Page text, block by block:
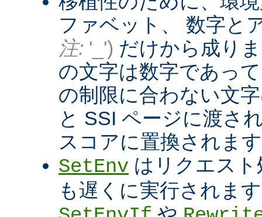
ファベット、 数字と
注: '_') だけから成り
の文字は数字であっ
の制限に合わない文
と SSI ページに渡さ
スコアに置換されま
SetEnv はリクエス
も遅くに実行されま